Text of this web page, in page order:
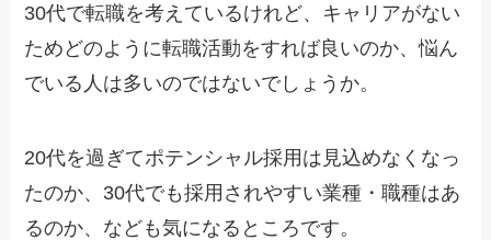
30代で転職を考えているけれど、キャリアがない
ためどのように転職活動をすれば良いのか、悩ん
でいる人は多いのではないでしょうか。
20代を過ぎてポテンシャル採用は見込めなくなっ
たのか、30代でも採用されやすい業種・職種はあ
るのか、なども気になるところです。